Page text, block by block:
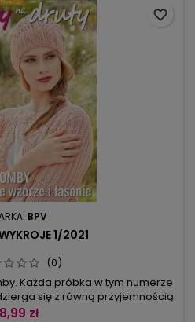
BPV
1/2021
(0)
Każda próbka w tym numerze
się z równą przyjemnością.
romby są nieco
8,99 zł
favorite_border